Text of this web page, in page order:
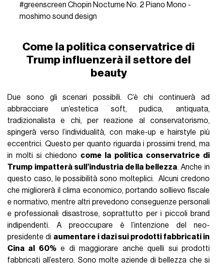
#greenscreen Chopin Nocturne No. 2 Piano Mono -
moshimo sound design
Come la politica conservatrice di
Trump influenzerà il settore del
beauty
Due sono gli scenari possibili. C’è chi continuerà ad
abbracciare un’estetica soft, pudica, antiquata,
tradizionalista e chi, per reazione al conservatorismo,
spingerà verso l’individualità, con make-up e hairstyle più
eccentrici. Questo per quanto riguarda i prossimi trend, ma
in molti si chiedono come la politica conservatrice di
Trump impatterà sull’industria della bellezza. Anche in
questo caso, le possibilità sono molteplici. Alcuni credono
che migliorerà il clima economico, portando sollievo fiscale
e normativo, mentre altri prevedono conseguenze personali
e professionali disastrose, soprattutto per i piccoli brand
indipendenti. A preoccupare è l’intenzione del neo-
presidente di aumentare i dazi sui prodotti fabbricati in
Cina al 60% e di maggiorare anche quelli sui prodotti
fabbricati all’estero. Sono molte aziende di bellezza che si